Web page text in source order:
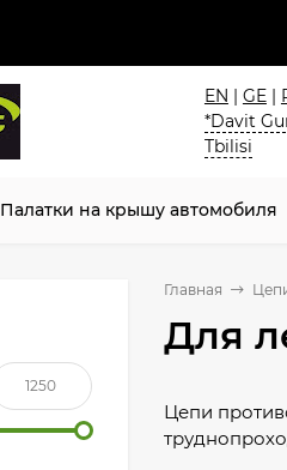
EN | GE|
*Davit
Tbilisi
Палатки на крышу автомобиля
Главная
Для
Цепи